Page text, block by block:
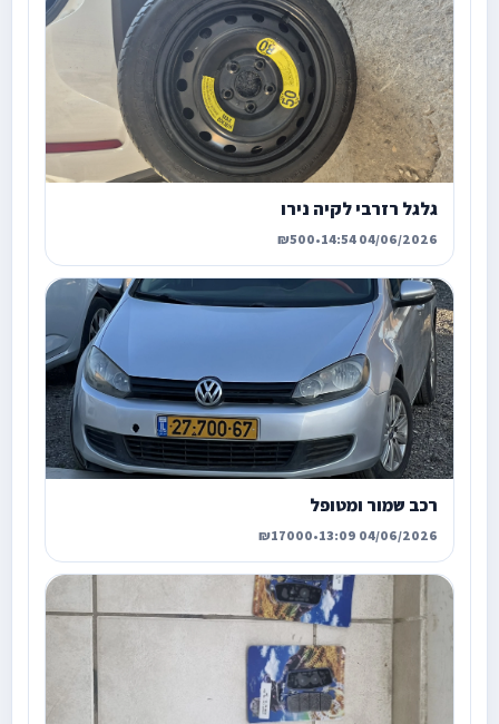
גלגל רזרבי לקיה נירו
04/06/2026 14:54
•
₪500
רכב שמור ומטופל
04/06/2026 13:09
•
₪17000